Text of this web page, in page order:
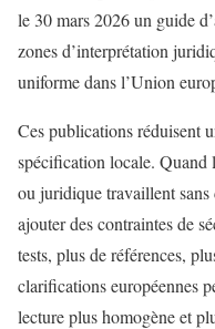
le 30 mars 2026 un guide
zones d’interprétation
uniforme dans l’Union
Ces publications réduisent
spécification locale. Quand
ou juridique travaillent
ajouter des contraintes de
tests, plus de références,
clarifications européennes
lecture plus homogène et